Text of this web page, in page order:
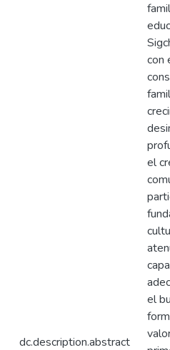
dc.description.abstract
con
el
el